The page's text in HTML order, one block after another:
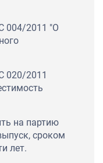
004/2011 "О
020/2011
на партию
сроком
лет.